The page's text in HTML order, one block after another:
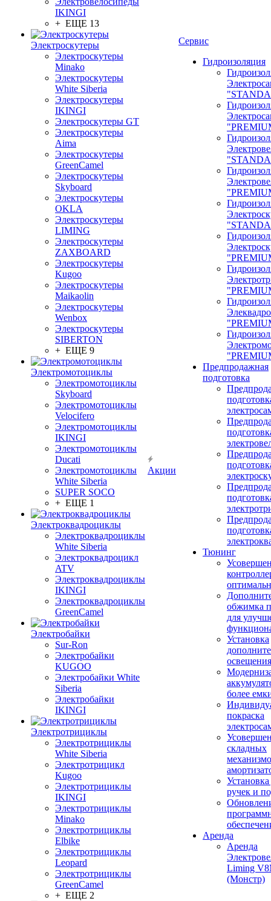
IKINGI
+ ЕЩЕ 13
Электроскутеры
Электроскутеры
Minako
Электроскутеры
White Siberia
Электроскутеры
IKINGI
Электроскутеры GT
Электроскутеры
Aima
Электроскутеры
GreenCamel
Электроскутеры
Skyboard
Электроскутеры
OKLA
Электроскутеры
LIMING
Электроскутеры
ZAXBOARD
Электроскутеры
Kugoo
Электроскутеры
Maikaolin
Электроскутеры
Wenbox
Электроскутеры
SIBERTON
+ ЕЩЕ 9
Электромотоциклы
Электромотоциклы
Skyboard
Электромотоциклы
Velocifero
Электромотоциклы
IKINGI
Электромотоциклы
Ducati
Электромотоциклы
White Siberia
SUPER SOCO
+ ЕЩЕ 1
Электроквадроциклы
Электроквадроциклы
White Siberia
Электроквадроцикл
ATV
Электроквадроциклы
IKINGI
Электроквадроциклы
GreenCamel
Электробайки
Sur-Ron
Электробайки
KUGOO
Электробайки White
Siberia
Электробайки
IKINGI
Электротрициклы
Электротрициклы
White Siberia
Электротрицикл
Kugoo
Электротрициклы
IKINGI
Электротрициклы
Minako
Электротрициклы
Elbike
Электротрициклы
Leopard
Электротрициклы
GreenCamel
+ ЕЩЕ 2
Акции
Сервис
Гидроизоляция
Предпродажная
подготовка
Тюнинг
обжимка
для
Установка
освещения
более
покраска
складных
ручек и
Аренда
Аренда
Liming
(Монстр)